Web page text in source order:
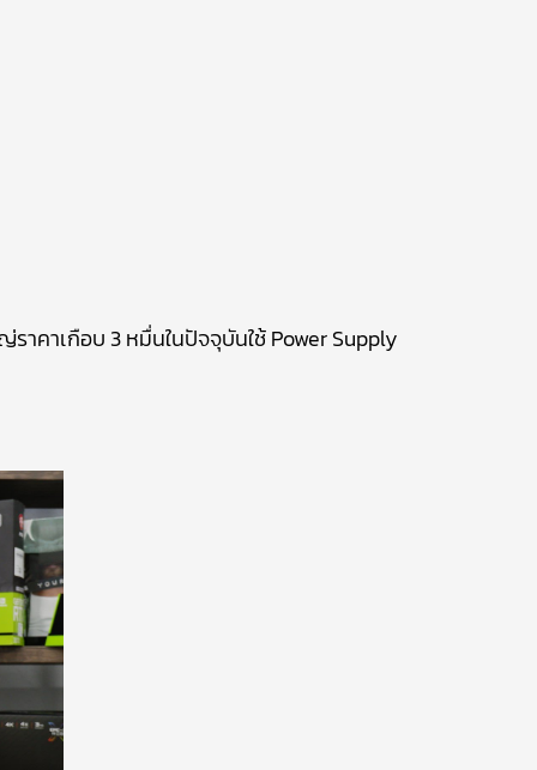
าคาเกือบ 3 หมื่นในปัจจุบันใช้ Power Supply